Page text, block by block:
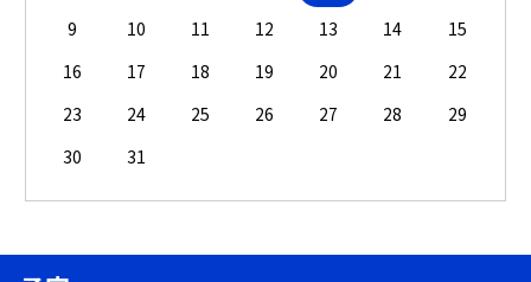
9
10 11 12 13 14
15
16
17 18 19 20 21
22
23
24 25 26 27 28
29
30
31